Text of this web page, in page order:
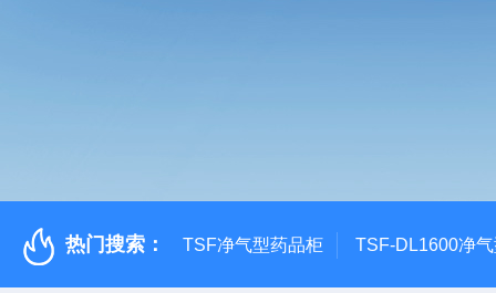
热门搜索： TSF净气型药品柜 TSF-DL1600净